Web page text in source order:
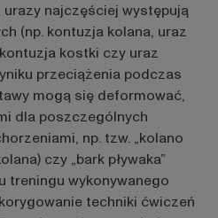
najczęściej występują
(np. kontuzja kolana, uraz
kostki czy uraz
przeciążenia podczas
mogą się deformować,
dla poszczególnych
np. tzw. „kolano
czy „bark pływaka”
treningu wykonywanego
techniki ćwiczeń